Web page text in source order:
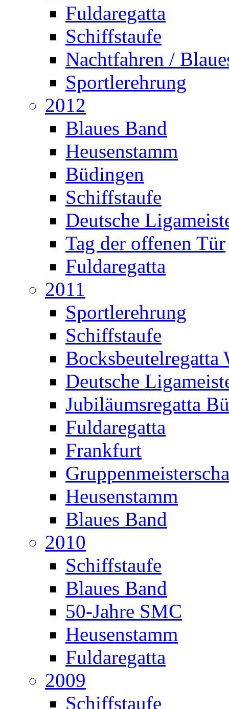
Fuldaregatta
Schiffstaufe
Nachtfahren /
Sportlerehrung
2012
Blaues Band
Heusenstamm
Büdingen
Schiffstaufe
Deutsche
Tag der offenen Tür
Fuldaregatta
2011
Sportlerehrung
Schiffstaufe
Bocksbeutelregatta
Deutsche
Jubiläumsregatta
Fuldaregatta
Frankfurt
Heusenstamm
Blaues Band
2010
Schiffstaufe
Blaues Band
50-Jahre SMC
Heusenstamm
Fuldaregatta
2009
Schiffstaufe